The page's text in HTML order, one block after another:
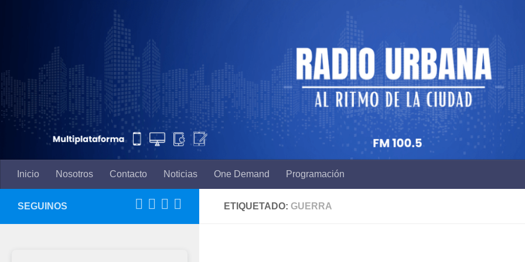
Inicio Nosotros Contacto Noticias One Demand Programación
ETIQUETADO: GUERRA
SEGUINOS